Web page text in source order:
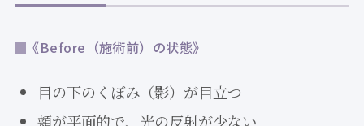
《Before（施術前）の状態》
目の下のくぼみ（影）が目立つ
頬が平面的で、光の反射が少ない